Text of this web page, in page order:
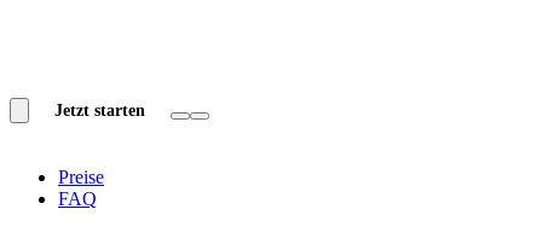
Jetzt starten
Preise
FAQ